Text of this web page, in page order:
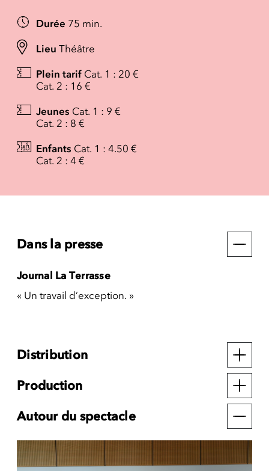
Durée 75 min.
Lieu Théâtre
Plein tarif Cat. 1 : 20 €
Cat. 2 : 16 €
Jeunes Cat. 1 : 9 €
Cat. 2 : 8 €
Enfants Cat. 1 : 4.50 €
Cat. 2 : 4 €
Dans la presse
Journal La Terrasse
« Un travail d’exception. »
Distribution
Production
Autour du spectacle